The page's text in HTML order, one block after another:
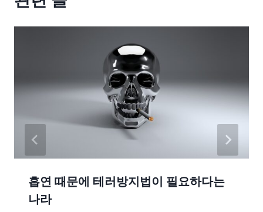
흡연 때문에 테러방지법이 필요하다는
나라